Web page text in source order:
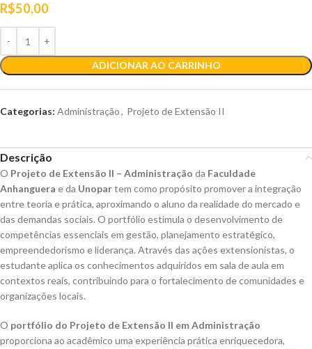
R$50,00
ADICIONAR AO CARRINHO
Categorias: Administração, Projeto de Extensão II
Descrição
O Projeto de Extensão II – Administração da Faculdade
Anhanguera e da Unopartem como propósito promover a integração
entre teoria e prática, aproximando o aluno da realidade do mercado e
das demandas sociais. O portfólio estimula o desenvolvimento de
competências essenciais em gestão, planejamento estratégico,
empreendedorismo e liderança. Através das ações extensionistas, o
estudante aplica os conhecimentos adquiridos em sala de aula em
contextos reais, contribuindo para o fortalecimento de comunidades e
organizações locais.
O portfólio do Projeto de Extensão II em Administração
proporciona ao acadêmico uma experiência prática enriquecedora,